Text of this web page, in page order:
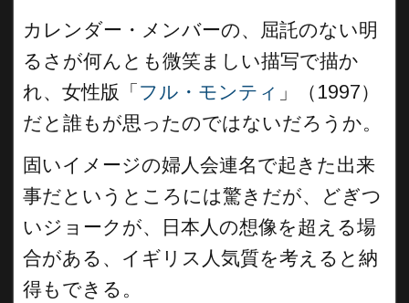
カレンダー・メンバーの、屈託のない明
るさが何んとも微笑ましい描写で描か
れ、女性版「 フル・モンティ 」（1997）
だと誰もが思ったのではないだろうか。
固いイメージの婦人会連名で起きた出来
事だというところには驚きだが、どぎつ
いジョークが、日本人の想像を超える場
合がある、イギリス人気質を考えると納
得もできる。